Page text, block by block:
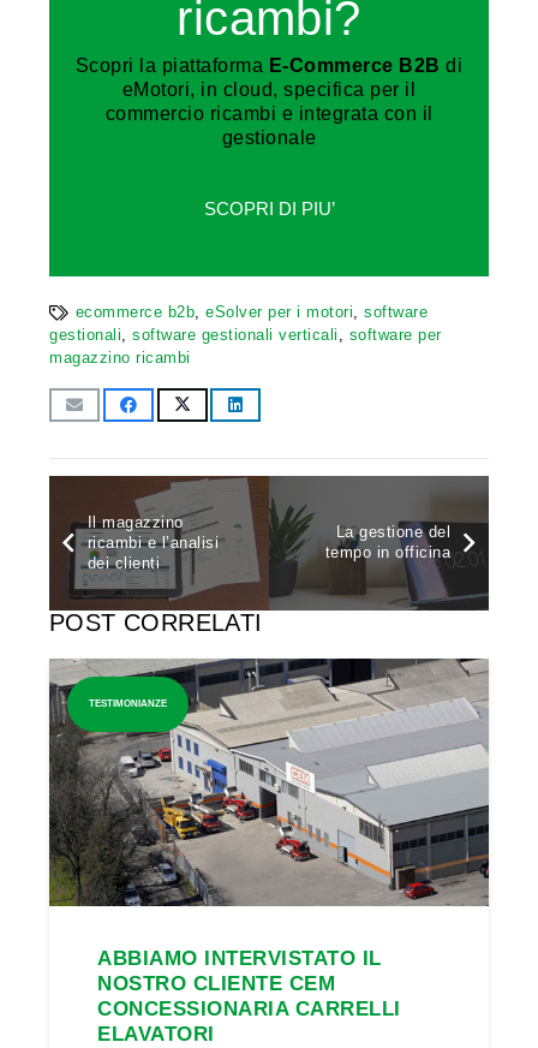
ricambi?
Scopri la piattaforma E-Commerce B2B di
eMotori, in cloud, specifica per il
commercio ricambi e integrata con il
gestionale
SCOPRI DI PIU’
ecommerce b2b ,eSolver per i motori ,software
gestionali
software gestionali verticali
software per
magazzino ricambi
Il magazzino
ricambi e l’analisi
dei clienti
La gestione del
tempo in officina
POST CORRELATI
TESTIMONIANZE
ABBIAMO INTERVISTATO IL
NOSTRO CLIENTE CEM
CONCESSIONARIA CARRELLI
ELAVATORI